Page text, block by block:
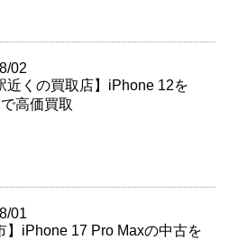
02
近くの買取店】iPhone 12を
高価買取
01
】iPhone 17 Pro Maxの中古を